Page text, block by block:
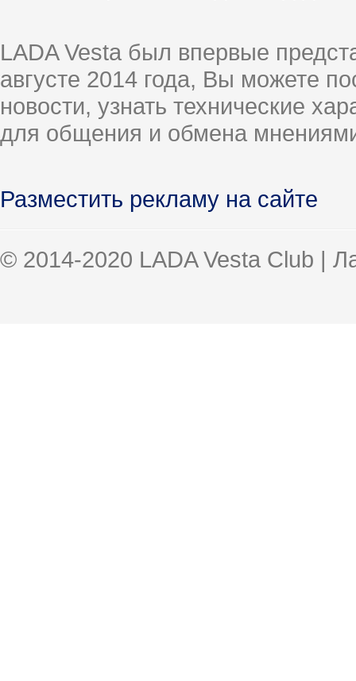
LADA Vesta был впервые
августе 2014 года, Вы можете
новости, узнать технические
для общения и обмена
Разместить рекламу на сайте
© 2014-2020 LADA Vesta Club |